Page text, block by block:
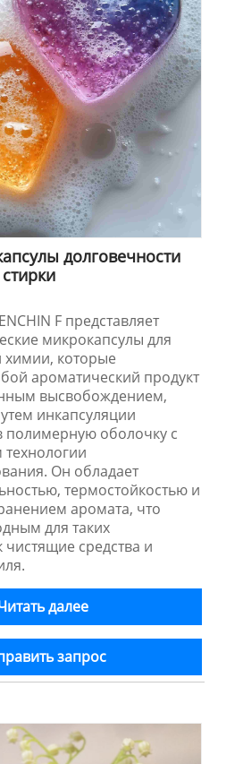
долговечности
F представляет
микрокапсулы для
химии, которые
ароматический продукт
высвобождением,
инкапсуляции
полимерную оболочку с
Он обладает
термостойкостью и
аромата, что
для таких
средства и
далее
запрос